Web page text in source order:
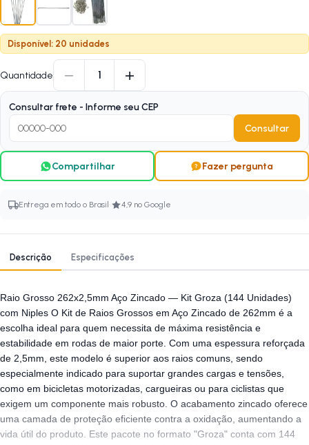
Disponível: 20 unidades
Quantidade − 1 +
Consultar frete - Informe seu CEP
Consultar
Compartilhar Fazer pergunta
Entrega em todo o Brasil · 4,9 no Google
Descrição Especificações
Raio Grosso 262x2,5mm Aço Zincado — Kit Groza (144 Unidades)
com Niples O Kit de Raios Grossos em Aço Zincado de 262mm é a
escolha ideal para quem necessita de máxima resistência e
estabilidade em rodas de maior porte. Com uma espessura reforçada
de 2,5mm, este modelo é superior aos raios comuns, sendo
especialmente indicado para suportar grandes cargas e tensões,
como em bicicletas motorizadas, cargueiras ou para ciclistas que
exigem um componente mais robusto. O acabamento zincado oferece
uma camada de proteção eficiente contra a oxidação, aumentando a
vida útil do produto. Este pacote no formato "Groza" conta com 144